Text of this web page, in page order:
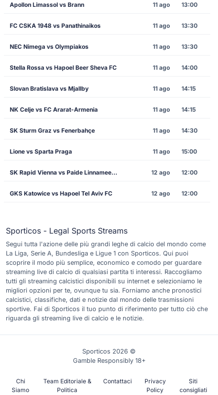
Apollon Limassol vs Brann 11 ago 13:00
FC CSKA 1948 vs Panathinaikos 11 ago 13:30
NEC Nimega vs Olympiakos 11 ago 13:30
Stella Rossa vs Hapoel Beer Sheva FC 11 ago 14:00
Slovan Bratislava vs Mjallby 11 ago 14:15
NK Celje vs FC Ararat-Armenia 11 ago 14:15
SK Sturm Graz vs Fenerbahçe 11 ago 14:30
Lione vs Sparta Praga 11 ago 15:00
SK Rapid Vienna vs Paide Linnameeskond 12 ago 12:00
GKS Katowice vs Hapoel Tel Aviv FC 12 ago 12:00
Sporticos - Legal Sports Streams
Segui tutta l'azione delle più grandi leghe di calcio del mondo come
La Liga, Serie A, Bundesliga e Ligue 1 con Sporticos. Qui puoi
scoprire il modo più semplice, economico e comodo per guardare
streaming live di calcio di qualsiasi partita ti interessi. Raccogliamo
tutti gli streaming calcistici disponibili su internet e selezioniamo le
migliori opzioni per te, ovunque tu sia. Forniamo anche pronostici
calcistici, classifiche, dati e notizie dal mondo delle trasmissioni
sportive. Fai di Sporticos il tuo punto di riferimento per tutto ciò che
riguarda gli streaming live di calcio e le notizie.
Sporticos 2026 ©
Gamble Responsibly 18+
Chi
Siamo
Team Editoriale &
Politica
Contattaci
Privacy
Policy
Siti
consigliati